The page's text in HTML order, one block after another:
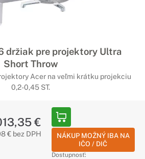
držiak pre projektory Ultra
Short Throw
Acer na veľmi krátku projekciu
0,2-0,45 ST.
€
€ bez DPH
NÁKUP MOŽNÝ IBA NA
IČO / DIČ
Dostupnosť: